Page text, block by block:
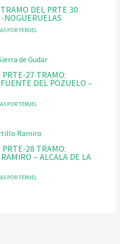
DEL PRTE 30
NOGUERUELAS
POR TERUEL
PRTE-27 TRAMO:
DEL POZUELO –
POR TERUEL
PRTE-28 TRAMO:
– ALCALA DE LA
POR TERUEL